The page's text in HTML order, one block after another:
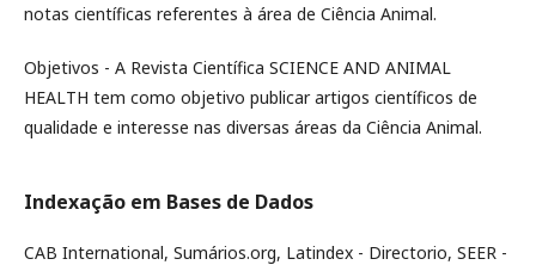
notas científicas referentes à área de Ciência Animal.
Objetivos - A Revista Científica SCIENCE AND ANIMAL
HEALTH tem como objetivo publicar artigos científicos de
qualidade e interesse nas diversas áreas da Ciência Animal.
Indexação em Bases de Dados
CAB International, Sumários.org, Latindex - Directorio, SEER -